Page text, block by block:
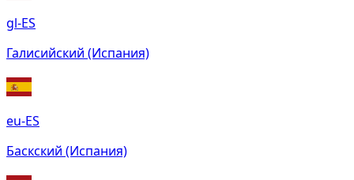
gl-ES
Галисийский (Испания)
eu-ES
Баскский (Испания)